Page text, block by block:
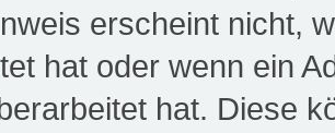
erscheint nicht,
hat oder wenn ein
hat. Diese